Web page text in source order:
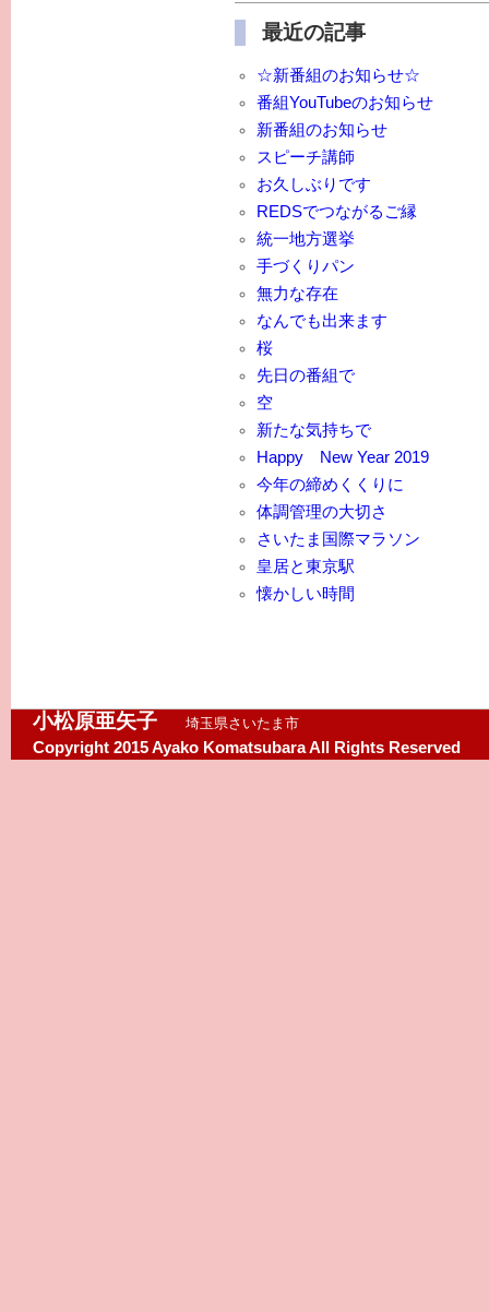
最近の記事
☆新番組のお知らせ☆
番組YouTubeのお知らせ
新番組のお知らせ
スピーチ講師
お久しぶりです
REDSでつながるご縁
統一地方選挙
手づくりパン
無力な存在
なんでも出来ます
桜
先日の番組で
空
新たな気持ちで
Happy New Year 2019
今年の締めくくりに
体調管理の大切さ
さいたま国際マラソン
皇居と東京駅
懐かしい時間
小松原亜矢子 埼玉県さいたま市
Copyright 2015 Ayako Komatsubara All Rights Reserved